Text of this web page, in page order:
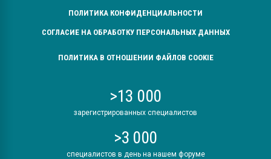
ПОЛИТИКА КОНФИДЕНЦИАЛЬНОСТИ
СОГЛАСИЕ НА ОБРАБОТКУ ПЕРСОНАЛЬНЫХ ДАННЫХ
ПОЛИТИКА В ОТНОШЕНИИ ФАЙЛОВ COOKIE
>13 000
зарегистрированных специалистов
>3 000
специалистов в день на нашем форуме